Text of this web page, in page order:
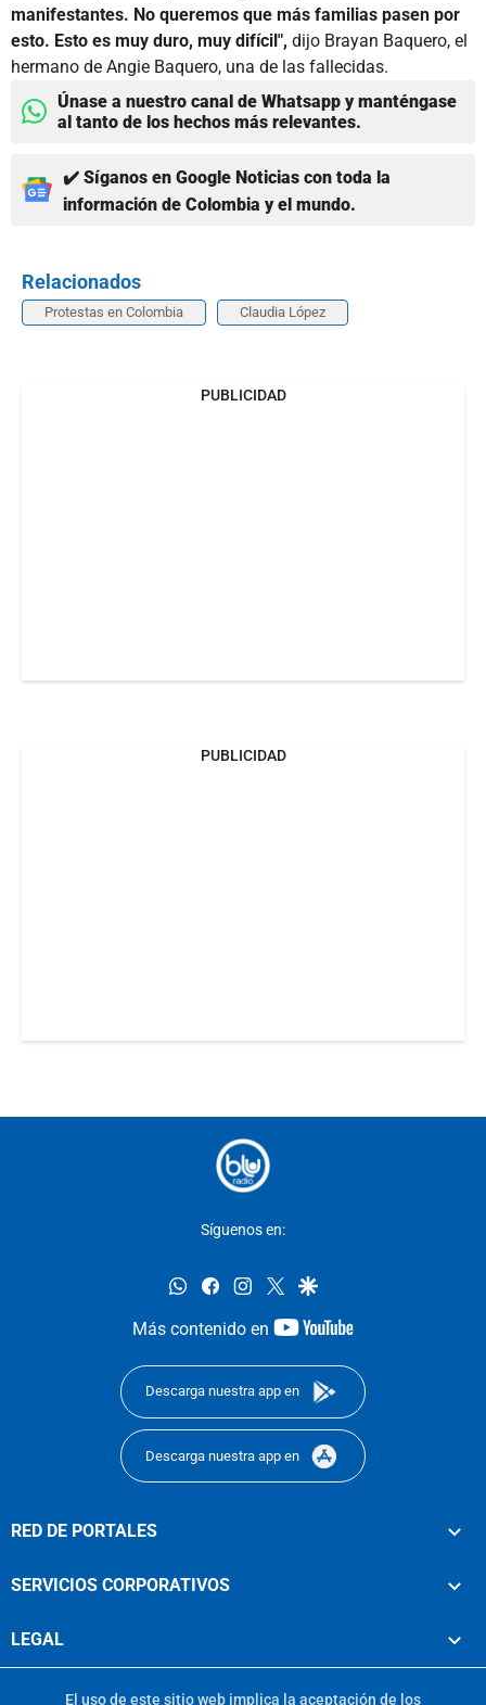
manifestantes. No queremos que más familias pasen por
esto. Esto es muy duro, muy difícil", dijo Brayan Baquero, el
hermano de Angie Baquero, una de las fallecidas.
Únase a nuestro canal de Whatsapp y manténgase
al tanto de los hechos más relevantes.
✔️ Síganos en Google Noticias con toda la
información de Colombia y el mundo.
Relacionados
Protestas en Colombia Claudia López
PUBLICIDAD
PUBLICIDAD
Síguenos en:
whatsappfacebookinstagram
twittergoogle
Más contenido en
youtube-
Descarga nuestra app en
Descarga nuestra app en
RED DE PORTALES
SERVICIOS CORPORATIVOS
LEGAL
El uso de este sitio web implica la aceptación de los